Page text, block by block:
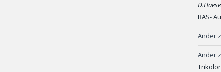
BAS-
Ander
Ander